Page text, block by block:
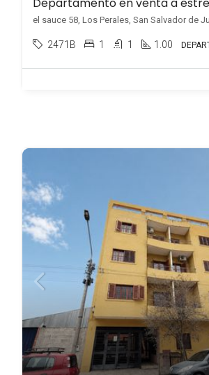
el sauce 58, Los Perales, San Salvador de
2471B 1 1 1.00